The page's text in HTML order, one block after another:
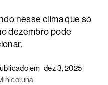
nesse clima que só
dezembro pode
em dez 3, 2025